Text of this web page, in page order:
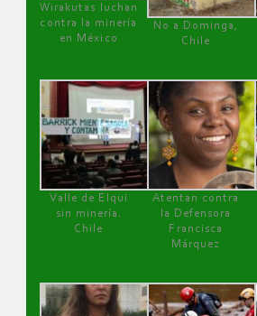
Wirakutas luchan
contra la minería
en México
No a Dominga,
Chile
Valle de Elqui
sin minería.
Chile
Atentan contra
la Defensora
Francisca
Márquez